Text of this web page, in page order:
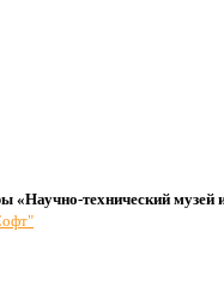
«Научно-технический музей